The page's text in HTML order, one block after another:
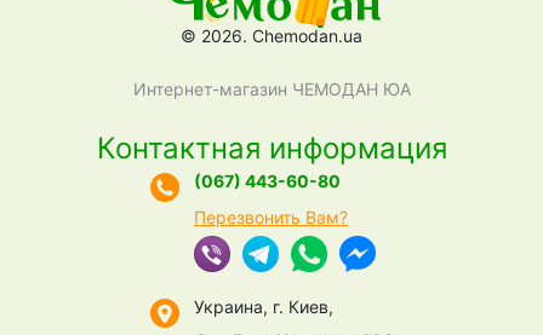
© 2026. Chemodan.ua
Интернет-магазин ЧЕМОДАН ЮА
Контактная информация
(067) 443-60-80
Перезвонить Вам?
Украина, г. Киев,